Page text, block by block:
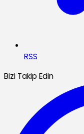
RSS
Bizi Takip Edin